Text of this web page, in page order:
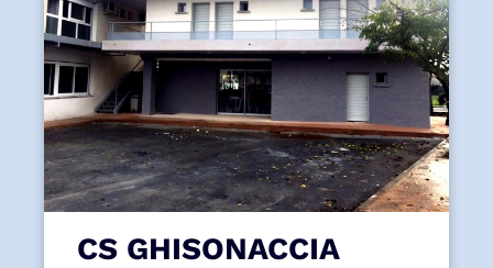
CS GHISONACCIA